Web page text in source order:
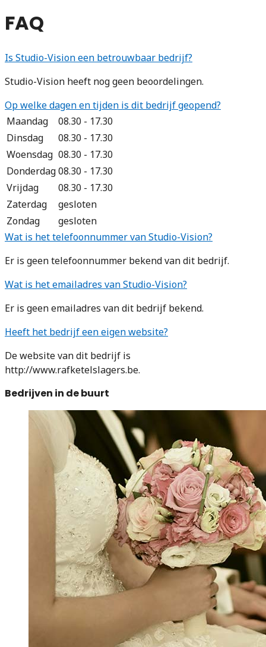
FAQ
Is Studio-Vision een betrouwbaar bedrijf?
Studio-Vision heeft nog geen beoordelingen.
Op welke dagen en tijden is dit bedrijf geopend?
Maandag
08.30 - 17.30
Dinsdag
08.30 - 17.30
Woensdag 08.30 - 17.30
Donderdag08.30 - 17.30
Vrijdag
08.30 - 17.30
Zaterdag
gesloten
Zondag
gesloten
Wat is het telefoonnummer van Studio-Vision?
Er is geen telefoonnummer bekend van dit bedrijf.
Wat is het emailadres van Studio-Vision?
Er is geen emailadres van dit bedrijf bekend.
Heeft het bedrijf een eigen website?
De website van dit bedrijf is
http://www.rafketelslagers.be.
Bedrijven in de buurt